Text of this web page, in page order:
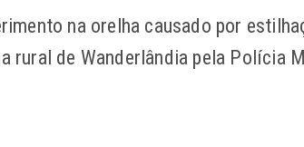
na orelha causado por
rural de Wanderlândia pela Polícia